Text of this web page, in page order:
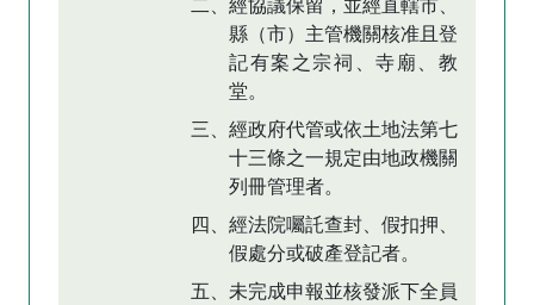
縣（市）主管機關核准且登
記有案之宗祠、寺廟、教
堂。
三、經政府代管或依土地法第七
十三條之一規定由地政機關
列冊管理者。
四、經法院囑託查封、假扣押、
假處分或破產登記者。
五、未完成申報並核發派下全員